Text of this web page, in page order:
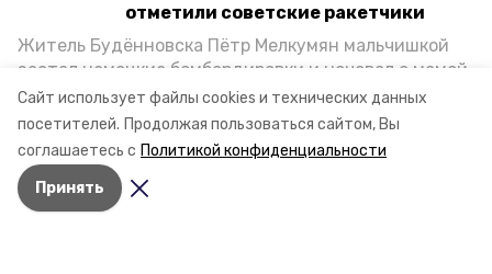
Сайт использует файлы cookies и технических данных
посетителей. Продолжая пользоваться сайтом, Вы
соглашаетесь с Политикой конфиденциальности
Принять
отметили советские ракетчики
Житель Будённовска Пётр Мелкумян мальчишкой
застал немецкие бомбардировки и ночевал с мамой
под открытым небом, когда гитлеровцы заняли их
дом. Чем запомнились эти дни, как выживали после
и чем Пётр помог ракетным войскам — в новом
материале спецпроекта «Победы26» «Дети
Великой Отечественной».
Статьи
О компании
Документы
Контактная информация